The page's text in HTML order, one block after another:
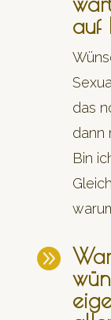
auf
das
dann
Bin
